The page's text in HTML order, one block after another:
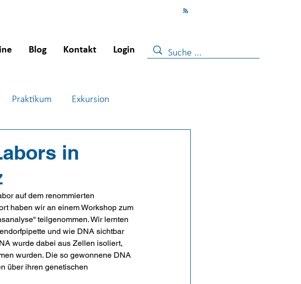
Blog Kontakt Login
Praktikum Exkursion
in
auf dem renommierten
haben wir an einem Workshop zum
teilgenommen. Wir lernten
und wie DNA sichtbar
wurde dabei aus Zellen isoliert,
wurden. Die so gewonnene DNA
über ihren genetischen